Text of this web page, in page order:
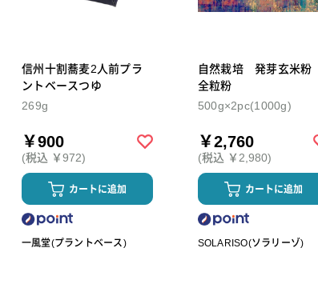
信州十割蕎麦2人前プラ
ントベースつゆ
269g
￥900
(税込 ￥972)
カートに追加
一風堂(プラントベース)
自然栽培 発芽玄米粉
全粒粉
500g×2pc(1000g)
￥2,760
(税込 ￥2,980)
カートに追加
SOLARISO(ソラリーゾ)